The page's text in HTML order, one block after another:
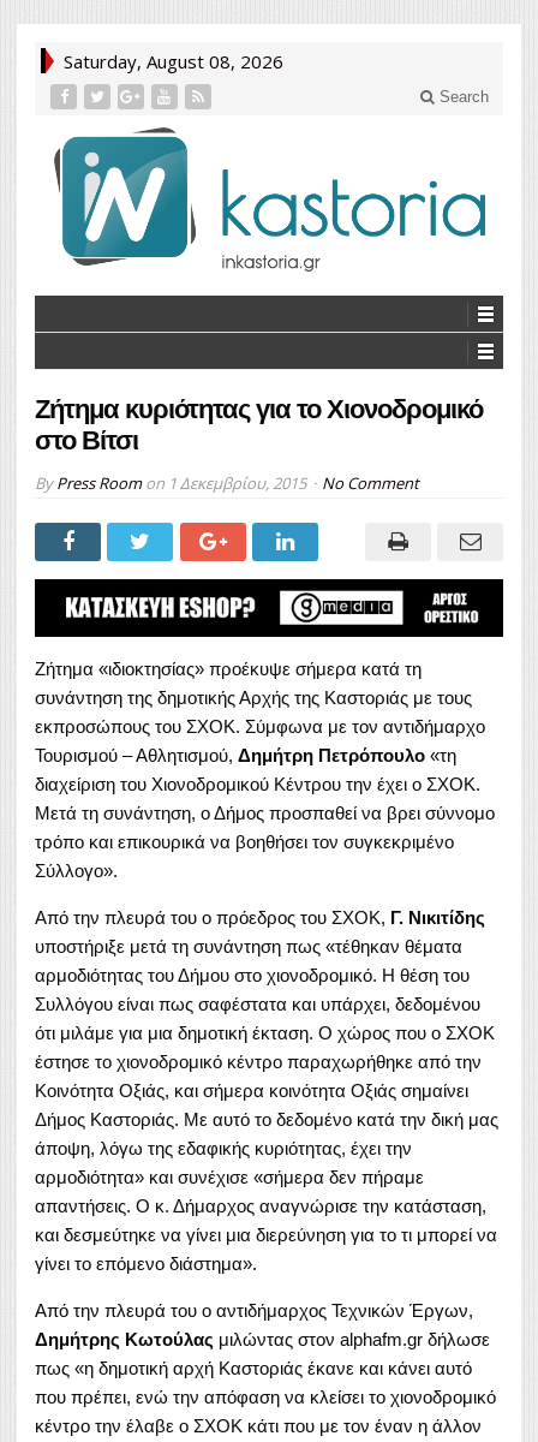
Saturday, August 08, 2026
Search
Ζήτημα κυριότητας για το Χιονοδρομικό
στο Βίτσι
ByPress Roomon 1 Δεκεμβρίου, 2015 No Comment
Ζήτημα «ιδιοκτησίας» προέκυψε σήμερα κατά τη
συνάντηση της δημοτικής Αρχής της Καστοριάς με τους
εκπροσώπους του ΣΧΟΚ. Σύμφωνα με τον αντιδήμαρχο
Τουρισμού – Αθλητισμού, Δημήτρη Πετρόπουλο «τη
διαχείριση του Χιονοδρομικού Κέντρου την έχει ο ΣΧΟΚ.
Μετά τη συνάντηση, ο Δήμος προσπαθεί να βρει σύννομο
τρόπο και επικουρικά να βοηθήσει τον συγκεκριμένο
Σύλλογο».
Από την πλευρά του ο πρόεδρος του ΣΧΟΚ, Γ. Νικιτίδης
υποστήριξε μετά τη συνάντηση πως «τέθηκαν θέματα
αρμοδιότητας του Δήμου στο χιονοδρομικό. Η θέση του
Συλλόγου είναι πως σαφέστατα και υπάρχει, δεδομένου
ότι μιλάμε για μια δημοτική έκταση. Ο χώρος που ο ΣΧΟΚ
έστησε το χιονοδρομικό κέντρο παραχωρήθηκε από την
Κοινότητα Οξιάς, και σήμερα κοινότητα Οξιάς σημαίνει
Δήμος Καστοριάς. Με αυτό το δεδομένο κατά την δική μας
άποψη, λόγω της εδαφικής κυριότητας, έχει την
αρμοδιότητα» και συνέχισε «σήμερα δεν πήραμε
απαντήσεις. Ο κ. Δήμαρχος αναγνώρισε την κατάσταση,
και δεσμεύτηκε να γίνει μια διερεύνηση για το τι μπορεί να
γίνει το επόμενο διάστημα».
Από την πλευρά του ο αντιδήμαρχος Τεχνικών Έργων,
Δημήτρης Κωτούλας μιλώντας στον alphafm.gr δήλωσε
πως «η δημοτική αρχή Καστοριάς έκανε και κάνει αυτό
που πρέπει, ενώ την απόφαση να κλείσει το χιονοδρομικό
κέντρο την έλαβε ο ΣΧΟΚ κάτι που με τον έναν η άλλον